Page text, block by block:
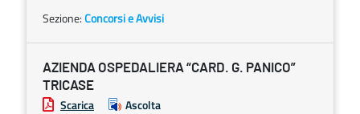
Sezione:Concorsi e Avvisi
AZIENDA OSPEDALIERA “CARD. G. PANICO”
TRICASE
Scarica Ascolta